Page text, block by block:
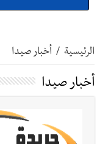
معروف سعد والنقيب
بكرة الطاولة للرجال
الرئيسية / أخبار صيدا
أخبار صيدا